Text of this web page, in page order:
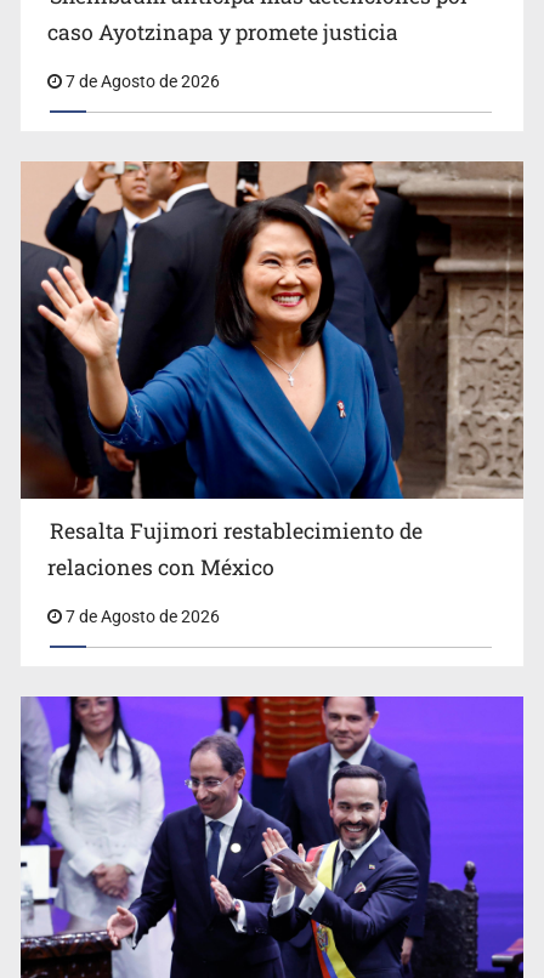
Descartan riesgo tras reportes de olor a gas en tres
colonias de Tlaquepaque
Ayotzinapa y promete justicia
caso Ayotzinapa y promete justicia
7 de Agosto de 2026
Resalta Fujimori restablecimiento de
relaciones con México
7 de Agosto de 2026